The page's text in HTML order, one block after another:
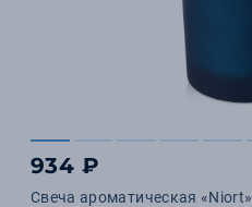
934 ₽
Свеча ароматическая «Niort»